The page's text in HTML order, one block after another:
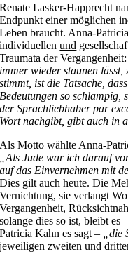
Renate Lasker-Happrecht
Endpunkt einer möglichen
Leben braucht. Anna-
individuellenund
Traumata der
immer wieder staunen
stimmt, ist die Tatsache,
Bedeutungen so schlampig,
der Sprachliebhaber par
Wort nachgibt, gibt auch in
Als Motto wählte Anna-
„Als Jude war ich darauf
auf das Einvernehmen mit
Dies gilt auch heute. Die
Vernichtung, sie verlangt
Vergangenheit,
solange dies so ist, bleibt es
Patricia Kahn es sagt –
jeweiligen zweiten und